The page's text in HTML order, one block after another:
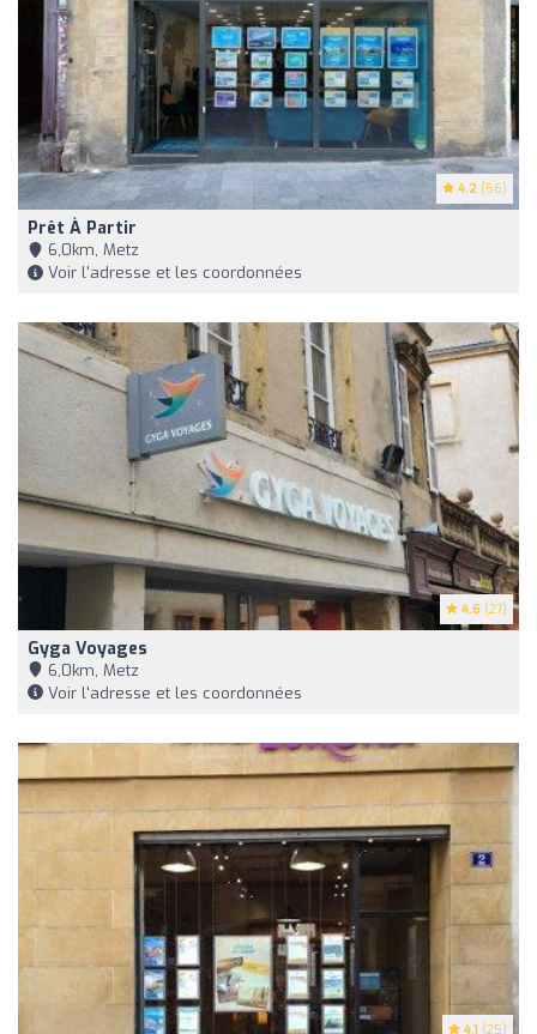
4.2 (56)
Prêt À Partir
6,0km, Metz
Voir l'adresse et les coordonnées
4.6 (27)
Gyga Voyages
6,0km, Metz
Voir l'adresse et les coordonnées
4.1 (25)